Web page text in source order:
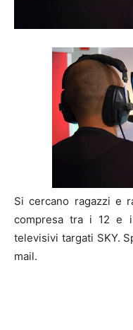
Si cercano ragazzi e
compresa tra i 12 e
televisivi targati SKY.
mail.